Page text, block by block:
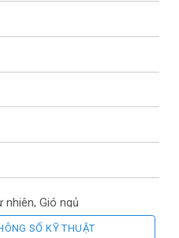
nhiên, Gió ngủ
SỐ KỸ THUẬT